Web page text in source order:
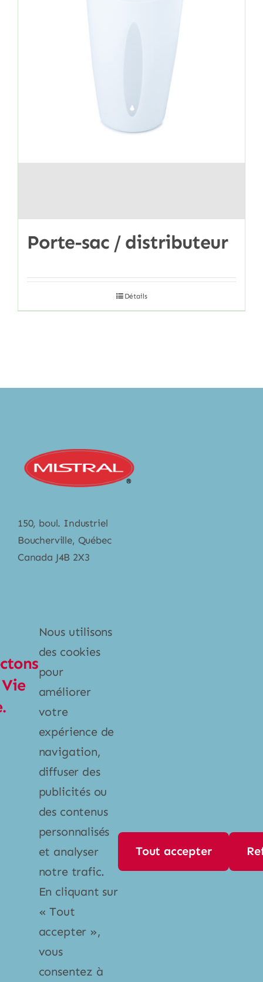
Porte-sac / distributeur
Détails
150, boul. Industriel
Boucherville, Québec
Canada J4B 2X3
Produits ménagers
Vaisselle
À propos
Contact
Politique de confidentialité
Contact
Par téléphone
+1 800 667 1452
info@mistral-ultra.com
Nous utilisons
des cookies
pour
améliorer
votre
expérience de
navigation,
diffuser des
publicités ou
des contenus
personnalisés
et analyser
notre trafic.
En cliquant sur
« Tout
accepter »,
vous
consentez à
Tout accepter